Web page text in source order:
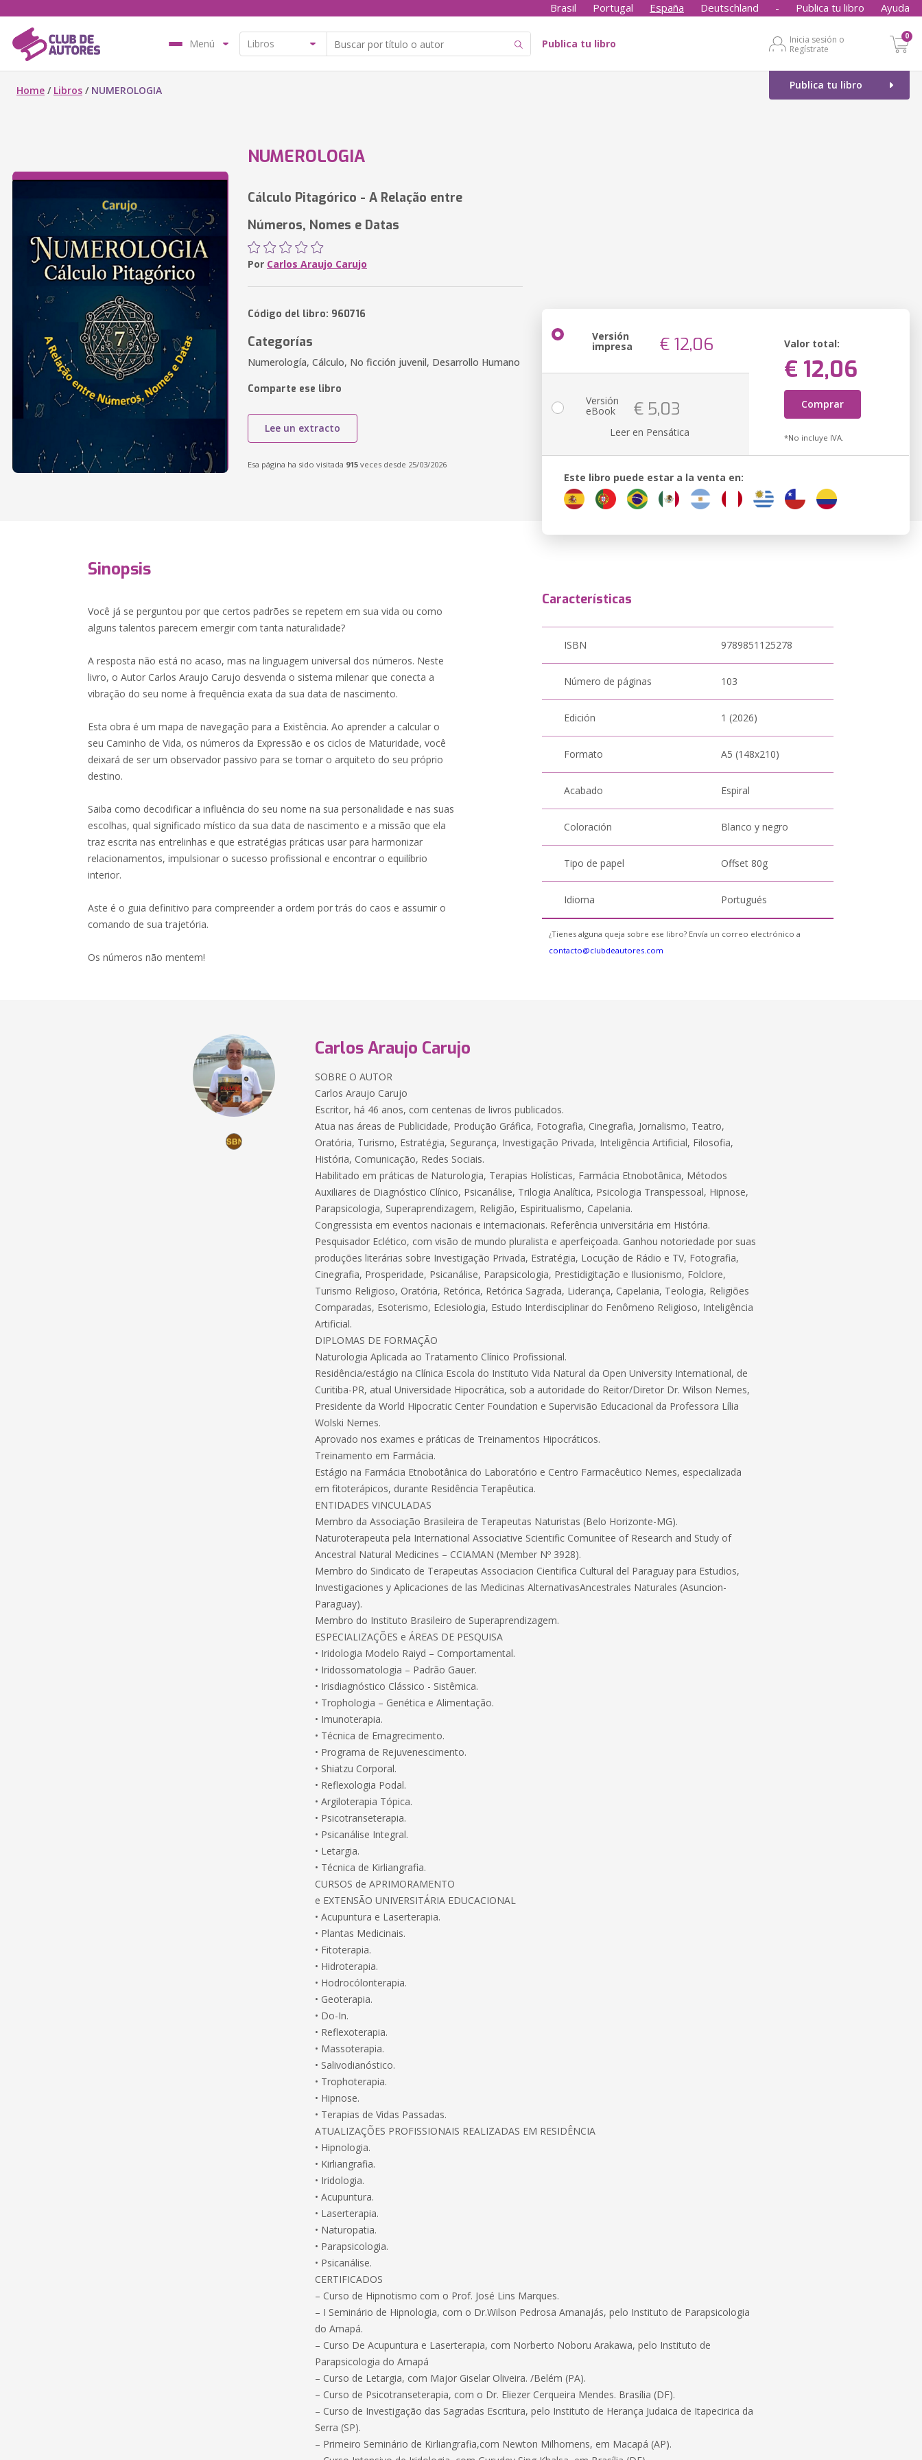
Brasil Portugal España Deutschland - Publica tu libro Ayuda
Menú Publica tu libro
Inicia sesión o
Regístrate
0
Publica tu libro
Home / Libros / NUMEROLOGIA
NUMEROLOGIA
Cálculo Pitagórico - A Relação entre
Números, Nomes e Datas
Por Carlos Araujo Carujo
Código del libro: 960716
Categorías
Numerología, Cálculo, No ficción juvenil, Desarrollo Humano
Comparte ese libro
Lee un extracto
Esa página ha sido visitada 915 veces desde 25/03/2026
Versión
impresa € 12,06 Valor total:
€ 12,06
Comprar
*No incluye IVA.
Versión
eBook € 5,03
Leer en Pensática
Este libro puede estar a la venta en:
Sinopsis
Você já se perguntou por que certos padrões se repetem em sua vida ou como
alguns talentos parecem emergir com tanta naturalidade?
A resposta não está no acaso, mas na linguagem universal dos números. Neste
livro, o Autor Carlos Araujo Carujo desvenda o sistema milenar que conecta a
vibração do seu nome à frequência exata da sua data de nascimento.
Esta obra é um mapa de navegação para a Existência. Ao aprender a calcular o
seu Caminho de Vida, os números da Expressão e os ciclos de Maturidade, você
deixará de ser um observador passivo para se tornar o arquiteto do seu próprio
destino.
Saiba como decodificar a influência do seu nome na sua personalidade e nas suas
escolhas, qual significado místico da sua data de nascimento e a missão que ela
traz escrita nas entrelinhas e que estratégias práticas usar para harmonizar
relacionamentos, impulsionar o sucesso profissional e encontrar o equilíbrio
interior.
Aste é o guia definitivo para compreender a ordem por trás do caos e assumir o
comando de sua trajetória.
Os números não mentem!
Características
ISBN 9789851125278
Número de páginas 103
Edición 1 (2026)
Formato A5 (148x210)
Acabado Espiral
Coloración Blanco y negro
Tipo de papel Offset 80g
Idioma Portugués
¿Tienes alguna queja sobre ese libro? Envía un correo electrónico a
contacto@clubdeautores.com
Carlos Araujo Carujo
SOBRE O AUTOR
Carlos Araujo Carujo
Escritor, há 46 anos, com centenas de livros publicados.
Atua nas áreas de Publicidade, Produção Gráfica, Fotografia, Cinegrafia, Jornalismo, Teatro,
Oratória, Turismo, Estratégia, Segurança, Investigação Privada, Inteligência Artificial, Filosofia,
História, Comunicação, Redes Sociais.
Habilitado em práticas de Naturologia, Terapias Holísticas, Farmácia Etnobotânica, Métodos
Auxiliares de Diagnóstico Clínico, Psicanálise, Trilogia Analítica, Psicologia Transpessoal, Hipnose,
Parapsicologia, Superaprendizagem, Religião, Espiritualismo, Capelania.
Congressista em eventos nacionais e internacionais. Referência universitária em História.
Pesquisador Eclético, com visão de mundo pluralista e aperfeiçoada. Ganhou notoriedade por suas
produções literárias sobre Investigação Privada, Estratégia, Locução de Rádio e TV, Fotografia,
Cinegrafia, Prosperidade, Psicanálise, Parapsicologia, Prestidigitação e Ilusionismo, Folclore,
Turismo Religioso, Oratória, Retórica, Retórica Sagrada, Liderança, Capelania, Teologia, Religiões
Comparadas, Esoterismo, Eclesiologia, Estudo Interdisciplinar do Fenômeno Religioso, Inteligência
Artificial.
DIPLOMAS DE FORMAÇÃO
Naturologia Aplicada ao Tratamento Clínico Profissional.
Residência/estágio na Clínica Escola do Instituto Vida Natural da Open University International, de
Curitiba-PR, atual Universidade Hipocrática, sob a autoridade do Reitor/Diretor Dr. Wilson Nemes,
Presidente da World Hipocratic Center Foundation e Supervisão Educacional da Professora Lília
Wolski Nemes.
Aprovado nos exames e práticas de Treinamentos Hipocráticos.
Treinamento em Farmácia.
Estágio na Farmácia Etnobotânica do Laboratório e Centro Farmacêutico Nemes, especializada
em fitoterápicos, durante Residência Terapêutica.
ENTIDADES VINCULADAS
Membro da Associação Brasileira de Terapeutas Naturistas (Belo Horizonte-MG).
Naturoterapeuta pela International Associative Scientific Comunitee of Research and Study of
Ancestral Natural Medicines – CCIAMAN (Member Nº 3928).
Membro do Sindicato de Terapeutas Associacion Cientifica Cultural del Paraguay para Estudios,
Investigaciones y Aplicaciones de las Medicinas AlternativasAncestrales Naturales (Asuncion-
Paraguay).
Membro do Instituto Brasileiro de Superaprendizagem.
ESPECIALIZAÇÕES e ÁREAS DE PESQUISA
• Iridologia Modelo Raiyd – Comportamental.
• Iridossomatologia – Padrão Gauer.
• Irisdiagnóstico Clássico - Sistêmica.
• Trophologia – Genética e Alimentação.
• Imunoterapia.
• Técnica de Emagrecimento.
• Programa de Rejuvenescimento.
• Shiatzu Corporal.
• Reflexologia Podal.
• Argiloterapia Tópica.
• Psicotranseterapia.
• Psicanálise Integral.
• Letargia.
• Técnica de Kirliangrafia.
CURSOS de APRIMORAMENTO
e EXTENSÃO UNIVERSITÁRIA EDUCACIONAL
• Acupuntura e Laserterapia.
• Plantas Medicinais.
• Fitoterapia.
• Hidroterapia.
• Hodrocólonterapia.
• Geoterapia.
• Do-In.
• Reflexoterapia.
• Massoterapia.
• Salivodianóstico.
• Trophoterapia.
• Hipnose.
• Terapias de Vidas Passadas.
ATUALIZAÇÕES PROFISSIONAIS REALIZADAS EM RESIDÊNCIA
• Hipnologia.
• Kirliangrafia.
• Iridologia.
• Acupuntura.
• Laserterapia.
• Naturopatia.
• Parapsicologia.
• Psicanálise.
CERTIFICADOS
– Curso de Hipnotismo com o Prof. José Lins Marques.
– I Seminário de Hipnologia, com o Dr.Wilson Pedrosa Amanajás, pelo Instituto de Parapsicologia
do Amapá.
– Curso De Acupuntura e Laserterapia, com Norberto Noboru Arakawa, pelo Instituto de
Parapsicologia do Amapá
– Curso de Letargia, com Major Giselar Oliveira. /Belém (PA).
– Curso de Psicotranseterapia, com o Dr. Eliezer Cerqueira Mendes. Brasília (DF).
– Curso de Investigação das Sagradas Escritura, pelo Instituto de Herança Judaica de Itapecirica da
Serra (SP).
– Primeiro Seminário de Kirliangrafia,com Newton Milhomens, em Macapá (AP).